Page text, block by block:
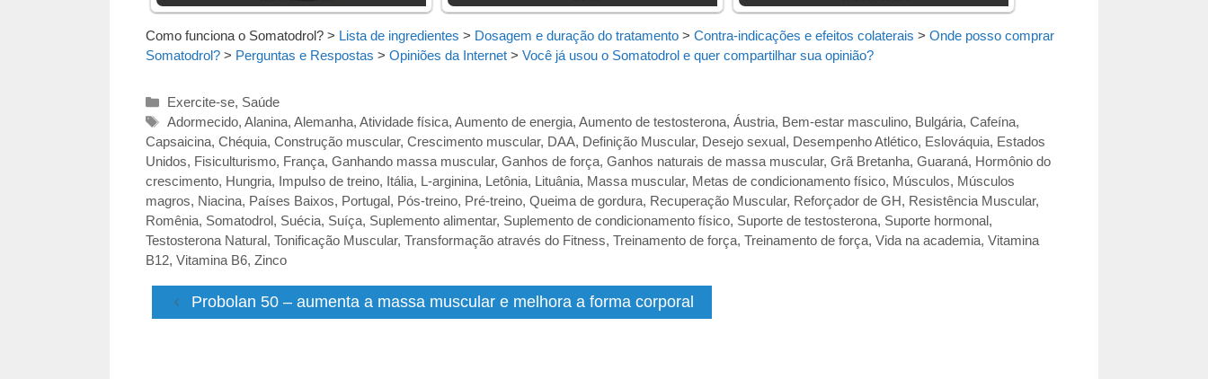
Como funciona o Somatodrol? > Lista de ingredientes > Dosagem e duração do tratamento > Contra-indicações e efeitos colaterais > Onde posso comprar
Somatodrol? > Perguntas e Respostas > Opiniões da Internet > Você já usou o Somatodrol e quer compartilhar sua opinião?
Categorias
Exercite-se, Saúde
Tags
Adormecido, Alanina, Alemanha, Atividade física, Aumento de energia, Aumento de testosterona, Áustria, Bem-estar masculino, Bulgária, Cafeína,
Capsaicina, Chéquia, Construção muscular, Crescimento muscular, DAA, Definição Muscular, Desejo sexual, Desempenho Atlético, Eslováquia, Estados
Unidos, Fisiculturismo, França, Ganhando massa muscular, Ganhos de força, Ganhos naturais de massa muscular, Grã Bretanha, Guaraná, Hormônio do
crescimento, Hungria, Impulso de treino, Itália, L-arginina, Letônia, Lituânia, Massa muscular, Metas de condicionamento físico, Músculos, Músculos
magros, Niacina, Países Baixos, Portugal, Pós-treino, Pré-treino, Queima de gordura, Recuperação Muscular, Reforçador de GH, Resistência Muscular,
Romênia, Somatodrol, Suécia, Suíça, Suplemento alimentar, Suplemento de condicionamento físico, Suporte de testosterona, Suporte hormonal,
Testosterona Natural, Tonificação Muscular, Transformação através do Fitness, Treinamento de força, Treinamento de força, Vida na academia, Vitamina
B12, Vitamina B6, Zinco
Probolan 50 – aumenta a massa muscular e melhora a forma corporal